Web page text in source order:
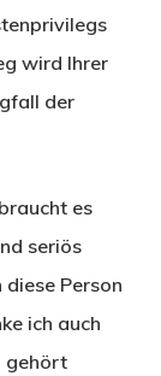
wird Ihrer
der
es
seriös
Person
ich auch
gehört